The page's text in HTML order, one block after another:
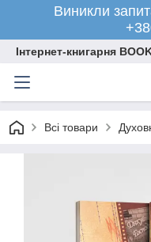
Виникли
Інтернет-книгарня
Всі товари